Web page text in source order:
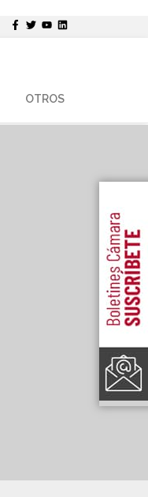
OTROS